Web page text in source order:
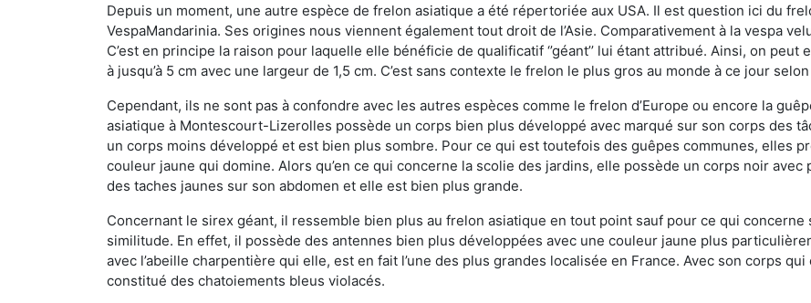
Depuis un moment, une autre espèce de frelon asiatique a été répertoriée aux USA. Il est question ici du
VespaMandarinia. Ses origines nous viennent également tout droit de l’Asie. Comparativement à la vespa
C’est en principe la raison pour laquelle elle bénéficie de qualificatif ‘’géant’’ lui étant attribué. Ainsi, on
à jusqu’à 5 cm avec une largeur de 1,5 cm. C’est sans contexte le frelon le plus gros au monde à ce jour
Cependant, ils ne sont pas à confondre avec les autres espèces comme le frelon d’Europe ou encore la
asiatique à Montescourt-Lizerolles possède un corps bien plus développé avec marqué sur son corps des
un corps moins développé et est bien plus sombre. Pour ce qui est toutefois des guêpes communes, elles
couleur jaune qui domine. Alors qu’en ce qui concerne la scolie des jardins, elle possède un corps noir
des taches jaunes sur son abdomen et elle est bien plus grande.
Concernant le sirex géant, il ressemble bien plus au frelon asiatique en tout point sauf pour ce qui
similitude. En effet, il possède des antennes bien plus développées avec une couleur jaune plus
avec l’abeille charpentière qui elle, est en fait l’une des plus grandes localisée en France. Avec son corps
constitué des chatoiements bleus violacés.